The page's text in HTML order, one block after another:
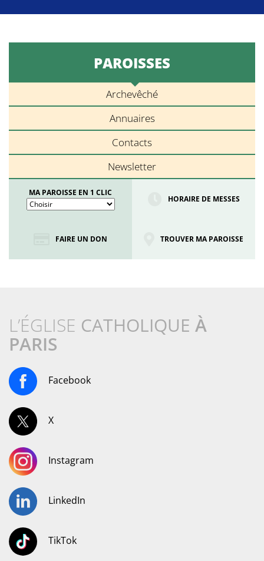
PAROISSES
Archevêché
Annuaires
Contacts
Newsletter
MA PAROISSE EN 1 CLIC
HORAIRE DE MESSES
FAIRE UN DON TROUVER MA PAROISSE
L’ÉGLISE CATHOLIQUE À
PARIS
Facebook
X
Instagram
LinkedIn
TikTok